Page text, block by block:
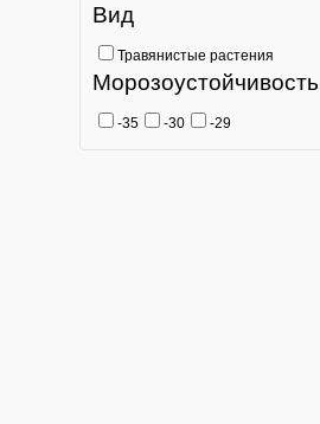
Вид
Травянистые растения
Морозоустойчивость
-35 -30 -29